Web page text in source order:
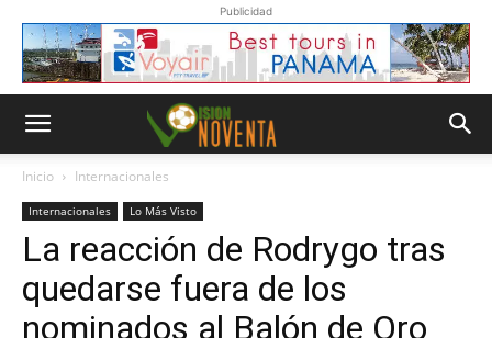
Publicidad
Inicio Internacionales
Internacionales Lo Más Visto
La reacción de Rodrygo tras
quedarse fuera de los
nominados al Balón de Oro